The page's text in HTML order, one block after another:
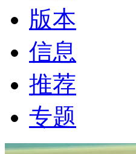
版本
信息
推荐
专题